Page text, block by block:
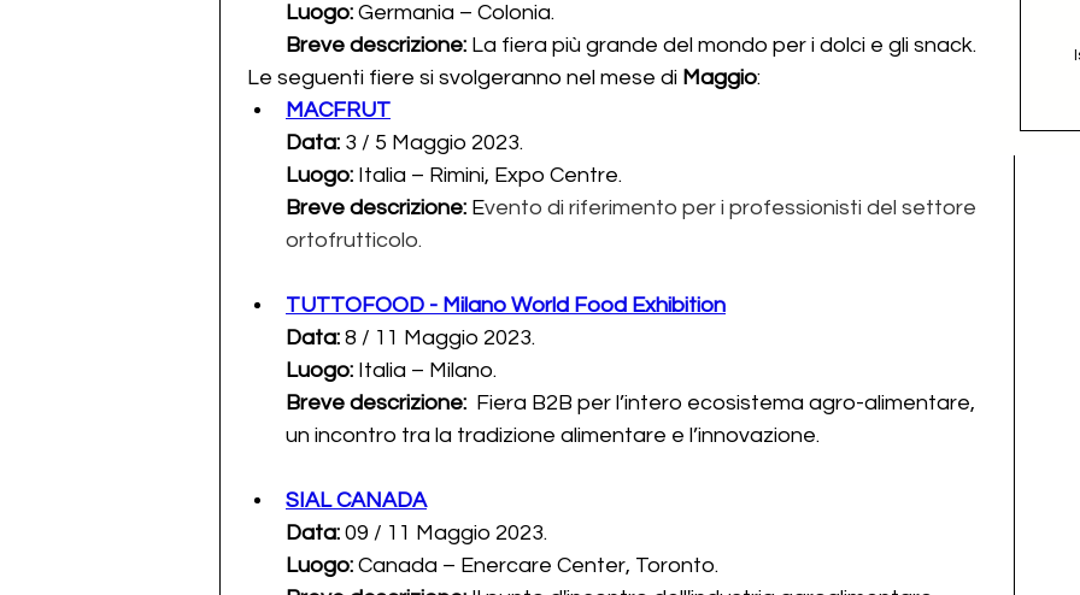
Luogo: Germania – Colonia.
Breve descrizione: La fiera più grande del mondo per i dolci e gli snack.
Le seguenti fiere si svolgeranno nel mese di Maggio:
MACFRUT
Data: 3 / 5 Maggio 2023.
Luogo: Italia – Rimini, Expo Centre.
Breve descrizione: Evento di riferimento per i professionisti del settore
ortofrutticolo.
TUTTOFOOD - Milano World Food Exhibition
Data: 8 / 11 Maggio 2023.
Luogo: Italia – Milano.
Breve descrizione: Fiera B2B per l’intero ecosistema agro-alimentare,
un incontro tra la tradizione alimentare e l’innovazione.
SIAL CANADA
Data: 09 / 11 Maggio 2023.
Luogo: Canada – Enercare Center, Toronto.